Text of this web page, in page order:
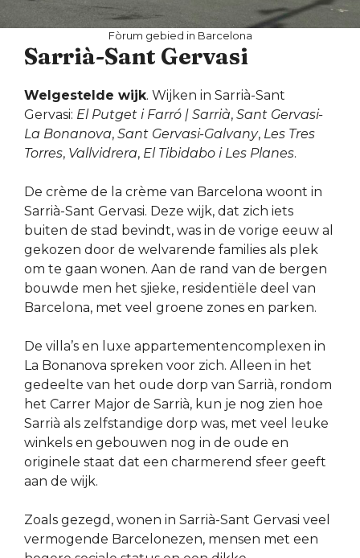
Fòrum gebied in Barcelona
Sarrià-Sant Gervasi
Welgestelde wijk. Wijken in Sarrià-Sant
Gervasi: El Putget i Farró | Sarrià, Sant Gervasi-
La Bonanova, Sant Gervasi-Galvany, Les Tres
Torres, Vallvidrera, El Tibidabo i Les Planes.
De crème de la crème van Barcelona woont in
Sarrià-Sant Gervasi. Deze wijk, dat zich iets
buiten de stad bevindt, was in de vorige eeuw al
gekozen door de welvarende families als plek
om te gaan wonen. Aan de rand van de bergen
bouwde men het sjieke, residentiële deel van
Barcelona, met veel groene zones en parken.
De villa’s en luxe appartementencomplexen in
La Bonanova spreken voor zich. Alleen in het
gedeelte van het oude dorp van Sarrià, rondom
het Carrer Major de Sarrià, kun je nog zien hoe
Sarrià als zelfstandige dorp was, met veel leuke
winkels en gebouwen nog in de oude en
originele staat dat een charmerend sfeer geeft
aan de wijk.
Zoals gezegd, wonen in Sarrià-Sant Gervasi veel
vermogende Barcelonezen, mensen met een